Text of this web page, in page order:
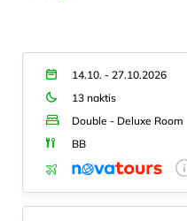
14.10. - 27.10.2026
13 naktis
Double - Deluxe Room
BB